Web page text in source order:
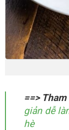
==>
giản dễ
hè